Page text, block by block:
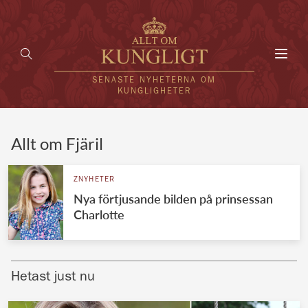
SENASTE NYHETERNA OM
KUNGLIGHETER
UTLÄNDSKT
VÄRLDENS KUNGAHUS
Brittiska kungahuset
Allt om Fjäril
ZNYHETER
Nya förtjusande bilden på prinsessan
Charlotte
Hetast just nu